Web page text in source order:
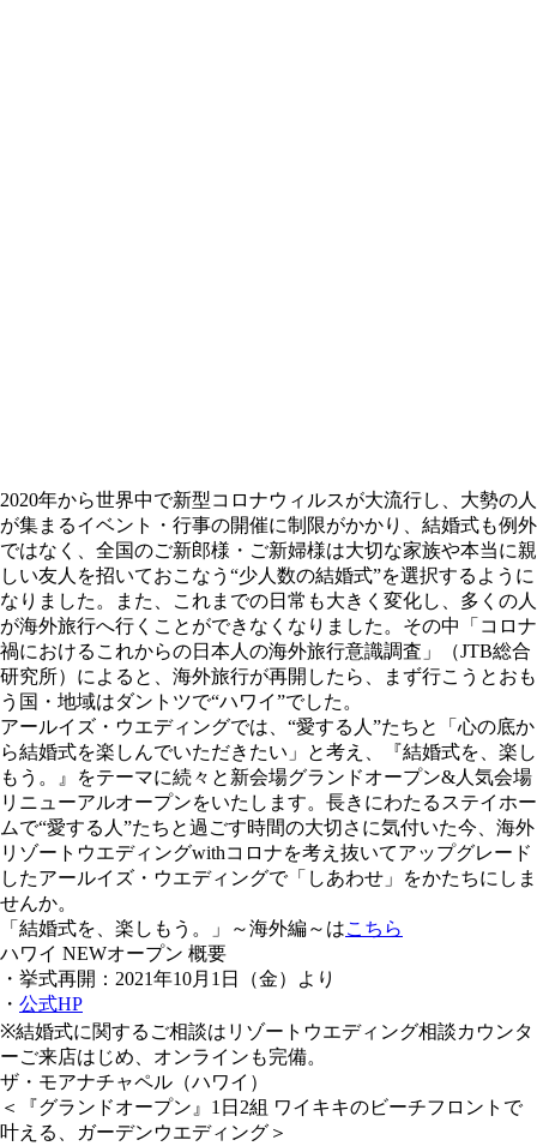
2020年から世界中で新型コロナウィルスが大流行し、大勢の人
が集まるイベント・行事の開催に制限がかかり、結婚式も例外
ではなく、全国のご新郎様・ご新婦様は大切な家族や本当に親
しい友人を招いておこなう“少人数の結婚式”を選択するように
なりました。また、これまでの日常も大きく変化し、多くの人
が海外旅行へ行くことができなくなりました。その中「コロナ
禍におけるこれからの日本人の海外旅行意識調査」（JTB総合
研究所）によると、海外旅行が再開したら、まず行こうとおも
う国・地域はダントツで“ハワイ”でした。
アールイズ・ウエディングでは、“愛する人”たちと「心の底か
ら結婚式を楽しんでいただきたい」と考え、『結婚式を、楽し
もう。』をテーマに続々と新会場グランドオープン&人気会場
リニューアルオープンをいたします。長きにわたるステイホー
ムで“愛する人”たちと過ごす時間の大切さに気付いた今、海外
リゾートウエディングwithコロナを考え抜いてアップグレード
したアールイズ・ウエディングで「しあわせ」をかたちにしま
せんか。
「結婚式を、楽しもう。」～海外編～はこちら
ハワイ NEWオープン 概要
・挙式再開：2021年10月1日（金）より
・ 公式HP
※結婚式に関するご相談はリゾートウエディング相談カウンタ
ーご来店はじめ、オンラインも完備。
ザ・モアナチャペル（ハワイ）
＜『グランドオープン』1日2組 ワイキキのビーチフロントで
叶える、ガーデンウエディング＞